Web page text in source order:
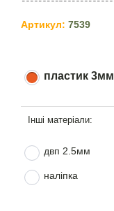
Артикул: 7539
пластик 3мм
двп 2.5мм
наліпка